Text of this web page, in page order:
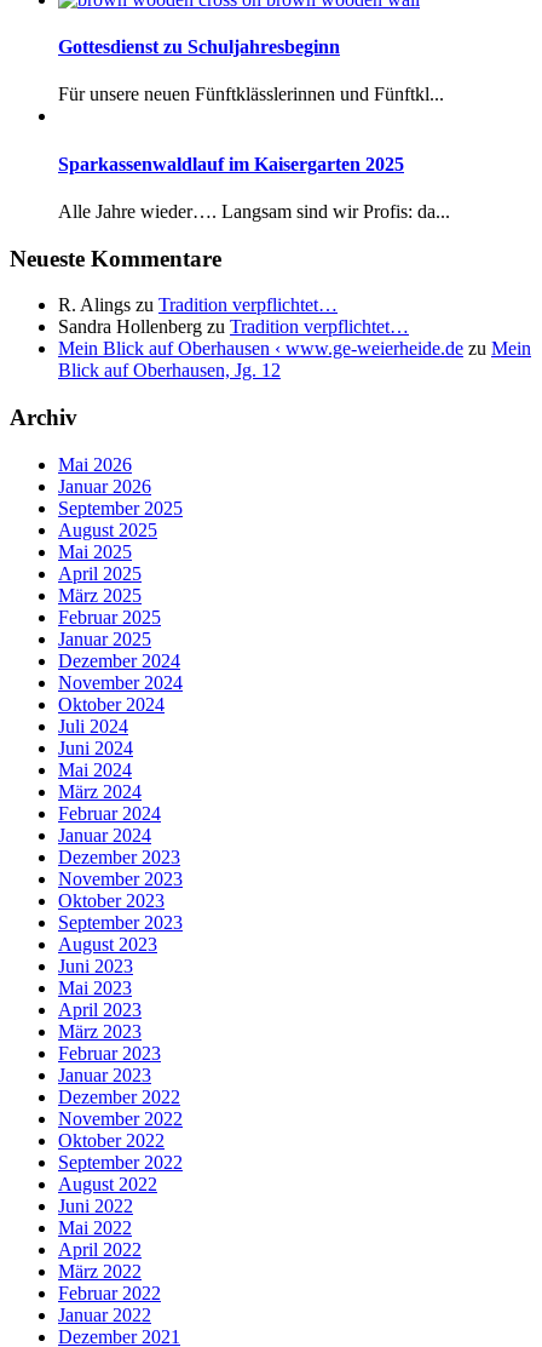
Gottesdienst zu Schuljahresbeginn
Für unsere neuen Fünftklässlerinnen und Fünftkl...
Sparkassenwaldlauf im Kaisergarten 2025
Alle Jahre wieder…. Langsam sind wir Profis: da...
Neueste Kommentare
R. Alings zu Tradition verpflichtet…
Sandra Hollenberg zu Tradition verpflichtet…
Mein Blick auf Oberhausen ‹ www.ge-weierheide.de zu Mein
Blick auf Oberhausen, Jg. 12
Archiv
Mai 2026
Januar 2026
September 2025
August 2025
Mai 2025
April 2025
März 2025
Februar 2025
Januar 2025
Dezember 2024
November 2024
Oktober 2024
Juli 2024
Juni 2024
Mai 2024
März 2024
Februar 2024
Januar 2024
Dezember 2023
November 2023
Oktober 2023
September 2023
August 2023
Juni 2023
Mai 2023
April 2023
März 2023
Februar 2023
Januar 2023
Dezember 2022
November 2022
Oktober 2022
September 2022
August 2022
Juni 2022
Mai 2022
April 2022
März 2022
Februar 2022
Januar 2022
Dezember 2021